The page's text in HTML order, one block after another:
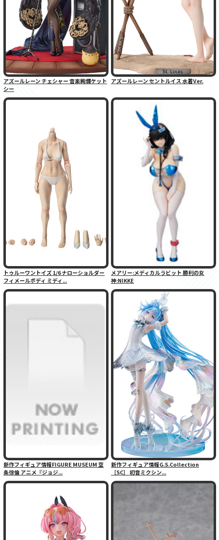
アズールレーン チェシャー 音楽絢爛ケット
シー
アズールレーン セントルイス 水着Ver.
トゥルーワントイズ 1/6 ナローショルダー
フィメールボディ ミディ...
メアリー:メディカルラビット 勝利の女
神:NIKKE
新作フィギュア情報FIGURE MUSEUM 空
条徐倫 アニメ『ジョジ...
新作フィギュア情報G.S.Collection
［SC］ 初音ミクシン...